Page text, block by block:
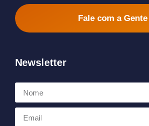
Fale com a Gente
Newsletter